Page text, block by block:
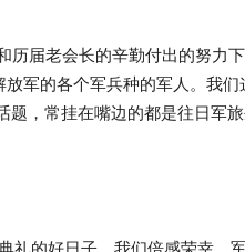
历届老会长的辛勤付出的努力
军的各个军兵种的军人。我们
题，常挂在嘴边的都是往日军